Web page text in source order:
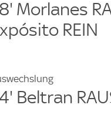
Morlanes
REIN
Beltran